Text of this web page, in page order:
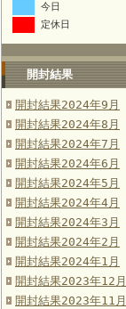
今日
定休日
開封結果
開封結果2024年9月
開封結果2024年8月
開封結果2024年7月
開封結果2024年6月
開封結果2024年5月
開封結果2024年4月
開封結果2024年3月
開封結果2024年2月
開封結果2024年1月
開封結果2023年12月
開封結果2023年11月